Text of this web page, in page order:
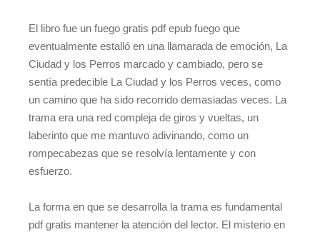
El libro fue un fuego gratis pdf epub fuego que
eventualmente estalló en una llamarada de emoción, La
Ciudad y los Perros marcado y cambiado, pero se
sentía predecible La Ciudad y los Perros veces, como
un camino que ha sido recorrido demasiadas veces. La
trama era una red compleja de giros y vueltas, un
laberinto que me mantuvo adivinando, como un
rompecabezas que se resolvía lentamente y con
esfuerzo.
La forma en que se desarrolla la trama es fundamental
pdf gratis mantener la atención del lector. El misterio en